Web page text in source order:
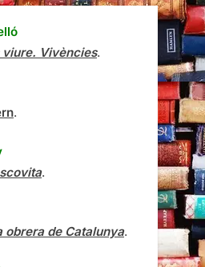
viure. Vivències.
.
.
obrera de Catalunya.